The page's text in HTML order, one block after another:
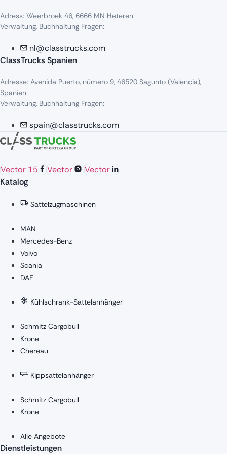
Adress: Weerbroek 46, 6666 MN Heteren
Verwaltung, Buchhaltung Fragen:
nl@classtrucks.com
ClassTrucks Spanien
Adresse: Avenida Puerto, número 9, 46520 Sagunto (Valencia),
Spanien
Verwaltung, Buchhaltung Fragen:
spain@classtrucks.com
Vector 15 Vector
Vector
Katalog
Sattelzugmaschinen
MAN
Mercedes-Benz
Volvo
Scania
DAF
Kühlschrank-Sattelanhänger
Schmitz Cargobull
Krone
Chereau
Kippsattelanhänger
Schmitz Cargobull
Krone
Alle Angebote
Dienstleistungen